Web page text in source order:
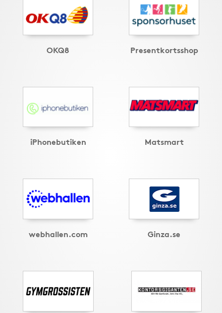
OKQ8 Presentkortsshop
iPhonebutiken Matsmart
webhallen.com Ginza.se